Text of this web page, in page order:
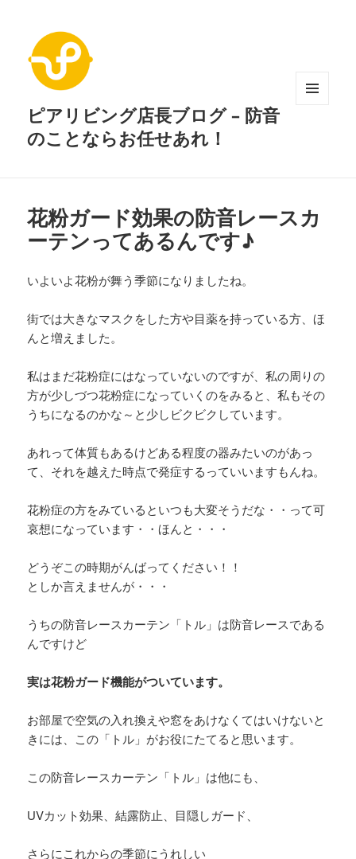
ピアリビング店長ブログ – 防音
のことならお任せあれ！
花粉ガード効果の防音レースカ
ーテンってあるんです♪
いよいよ花粉が舞う季節になりましたね。
街では大きなマスクをした方や目薬を持っている方、ほ
んと増えました。
私はまだ花粉症にはなっていないのですが、私の周りの
方が少しづつ花粉症になっていくのをみると、私もその
うちになるのかな～と少しビクビクしています。
あれって体質もあるけどある程度の器みたいのがあっ
て、それを越えた時点で発症するっていいますもんね。
花粉症の方をみているといつも大変そうだな・・って可
哀想になっています・・ほんと・・・
どうぞこの時期がんばってください！！
としか言えませんが・・・
うちの防音レースカーテン「トル」は防音レースである
んですけど
実は花粉ガード機能がついています。
お部屋で空気の入れ換えや窓をあけなくてはいけないと
きには、この「トル」がお役にたてると思います。
この防音レースカーテン「トル」は他にも、
UVカット効果、結露防止、目隠しガード、
さらにこれからの季節にうれしい